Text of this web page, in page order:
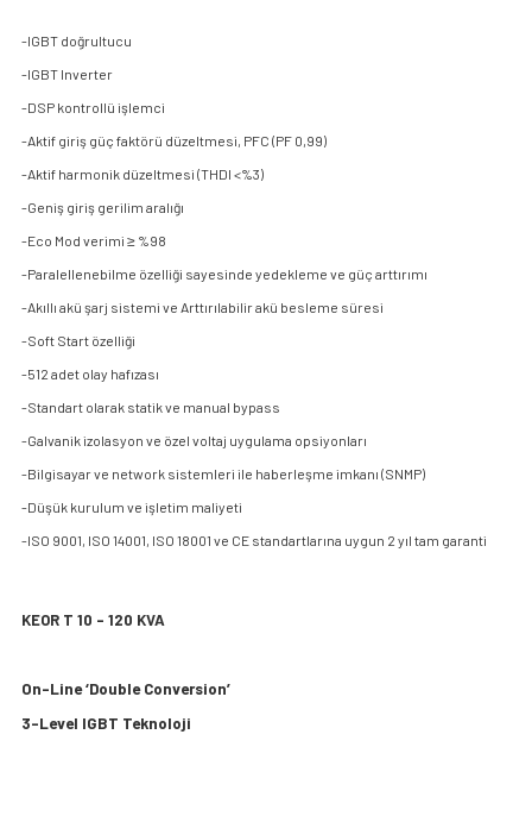
-IGBT doğrultucu
-IGBT Inverter
-DSP kontrollü işlemci
-Aktif giriş güç faktörü düzeltmesi, PFC (PF 0,99)
-Aktif harmonik düzeltmesi (THDI <%3)
-Geniş giriş gerilim aralığı
-Eco Mod verimi ≥ %98
-Paralellenebilme özelliği sayesinde yedekleme ve güç arttırımı
-Akıllı akü şarj sistemi ve Arttırılabilir akü besleme süresi
-Soft Start özelliği
-512 adet olay hafızası
-Standart olarak statik ve manual bypass
-Galvanik izolasyon ve özel voltaj uygulama opsiyonları
-Bilgisayar ve network sistemleri ile haberleşme imkanı (SNMP)
-Düşük kurulum ve işletim maliyeti
-ISO 9001, ISO 14001, ISO 18001 ve CE standartlarına uygun 2 yıl tam garanti
KEOR T 10 – 120 KVA
On-Line ‘Double Conversion’
3-Level IGBT Teknoloji